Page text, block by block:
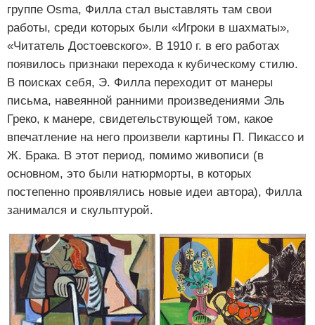
группе Osma, Филла стал выставлять там свои
работы, среди которых были «Игроки в шахматы»,
«Читатель Достоевского». В 1910 г. в его работах
появилось признаки перехода к кубическому стилю.
В поисках себя, Э. Филла переходит от манеры
письма, навеянной ранними произведениями Эль
Греко, к манере, свидетельствующей том, какое
впечатление на него произвели картины П. Пикассо и
Ж. Брака. В этот период, помимо живописи (в
основном, это были натюрморты, в которых
постепенно проявлялись новые идеи автора), Филла
занимался и скульптурой.